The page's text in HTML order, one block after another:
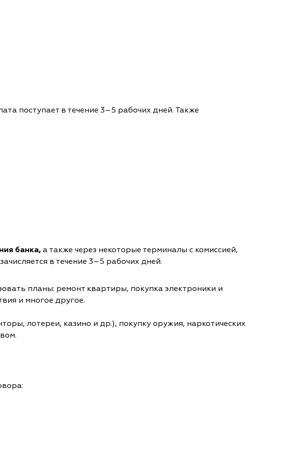
поступает в течение 3–5 рабочих дней. Также
банка, а также через некоторые терминалы с комиссией,
в течение 3–5 рабочих дней.
планы: ремонт квартиры, покупка электроники и
и многое другое.
лотереи, казино и др.), покупку оружия, наркотических